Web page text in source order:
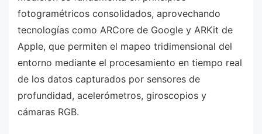
fotogramétricos consolidados, aprovechando
tecnologías como ARCore de Google y ARKit de
Apple, que permiten el mapeo tridimensional del
entorno mediante el procesamiento en tiempo real
de los datos capturados por sensores de
profundidad, acelerómetros, giroscopios y
cámaras RGB.